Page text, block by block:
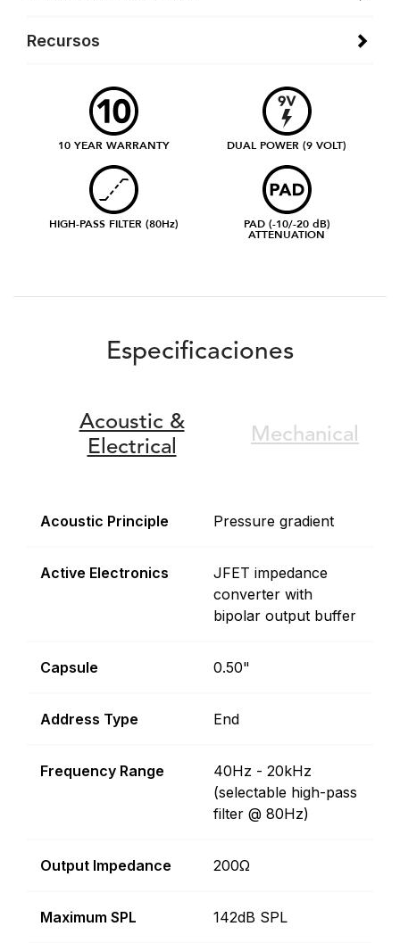
Recursos
10 YEAR WARRANTY DUAL POWER (9 VOLT)
HIGH-PASS FILTER (80Hz) PAD (-10/-20 dB)
ATTENUATION
Especificaciones
Acoustic &
Electrical
Mechanical
Acoustic Principle Pressure gradient
Active Electronics
JFET impedance
converter with
bipolar output buffer
Capsule 0.50"
Address Type End
Frequency Range
40Hz - 20kHz
(selectable high-pass
filter @ 80Hz)
Output Impedance 200Ω
Maximum SPL 142dB SPL